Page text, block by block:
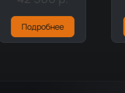
Подробнее